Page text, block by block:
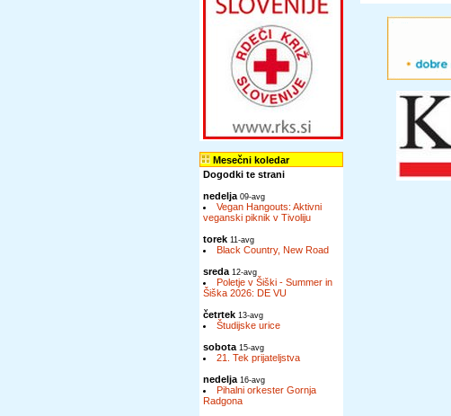
Mesečni koledar
Dogodki te strani
nedelja 09-avg
Vegan Hangouts: Aktivni
veganski piknik v Tivoliju
torek 11-avg
Black Country, New Road
sreda 12-avg
Poletje v Šiški - Summer in
Šiška 2026: DE VU
četrtek 13-avg
Študijske urice
sobota 15-avg
21. Tek prijateljstva
nedelja 16-avg
Pihalni orkester Gornja
Radgona